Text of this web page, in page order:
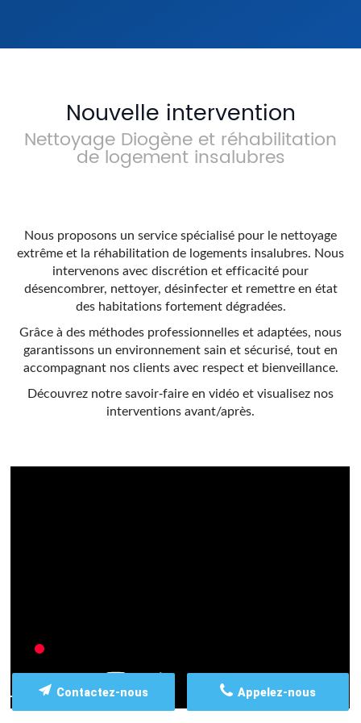
Nouvelle intervention
Nettoyage Diogène et réhabilitation
de logement insalubres
Nous proposons un service spécialisé pour le nettoyage
extrême et la réhabilitation de logements insalubres. Nous
intervenons avec discrétion et efficacité pour
désencombrer, nettoyer, désinfecter et remettre en état
des habitations fortement dégradées.
Grâce à des méthodes professionnelles et adaptées, nous
garantissons un environnement sain et sécurisé, tout en
accompagnant nos clients avec respect et bienveillance.
Découvrez notre savoir-faire en vidéo et visualisez nos
interventions avant/après.
Appelez-nous
Contactez-nous